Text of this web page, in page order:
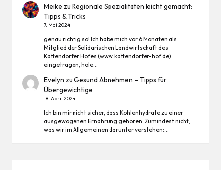
Meike zuRegionale Spezialitäten leicht gemacht:
Tipps & Tricks
7. Mai 2024
genau richtig so! Ich habe mich vor 6 Monaten als
Mitglied der Solidarischen Landwirtschaft des
Kattendorfer Hofes (www.kattendorfer-hof.de)
eingetragen, hole…
Evelyn zuGesund Abnehmen – Tipps für
Übergewichtige
18. April 2024
Ich bin mir nicht sicher, dass Kohlenhydrate zu einer
ausgewogenen Ernährung gehören. Zumindest nicht,
was wir im Allgemeinen darunter verstehen:…